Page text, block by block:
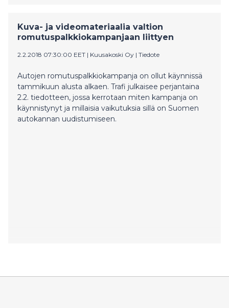
Kuva- ja videomateriaalia valtion
romutuspalkkiokampanjaan liittyen
2.2.2018 07:30:00 EET | Kuusakoski Oy | Tiedote
Autojen romutuspalkkiokampanja on ollut käynnissä
tammikuun alusta alkaen. Trafi julkaisee perjantaina
2.2. tiedotteen, jossa kerrotaan miten kampanja on
käynnistynyt ja millaisia vaikutuksia sillä on Suomen
autokannan uudistumiseen.